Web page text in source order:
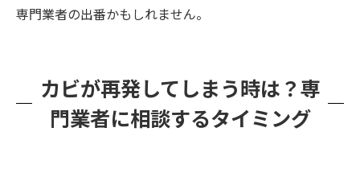
専門業者の出番かもしれません。
カビが再発してしまう時は？専
門業者に相談するタイミング